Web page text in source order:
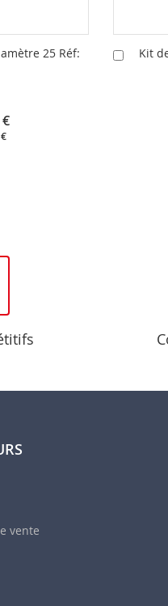
25 Réf:
Kit
Ajouter
vente